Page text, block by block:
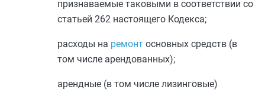
признаваемые таковыми в соответствии со
статьей 262 настоящего Кодекса;
расходы на ремонт основных средств (в
том числе арендованных);
арендные (в том числе лизинговые)